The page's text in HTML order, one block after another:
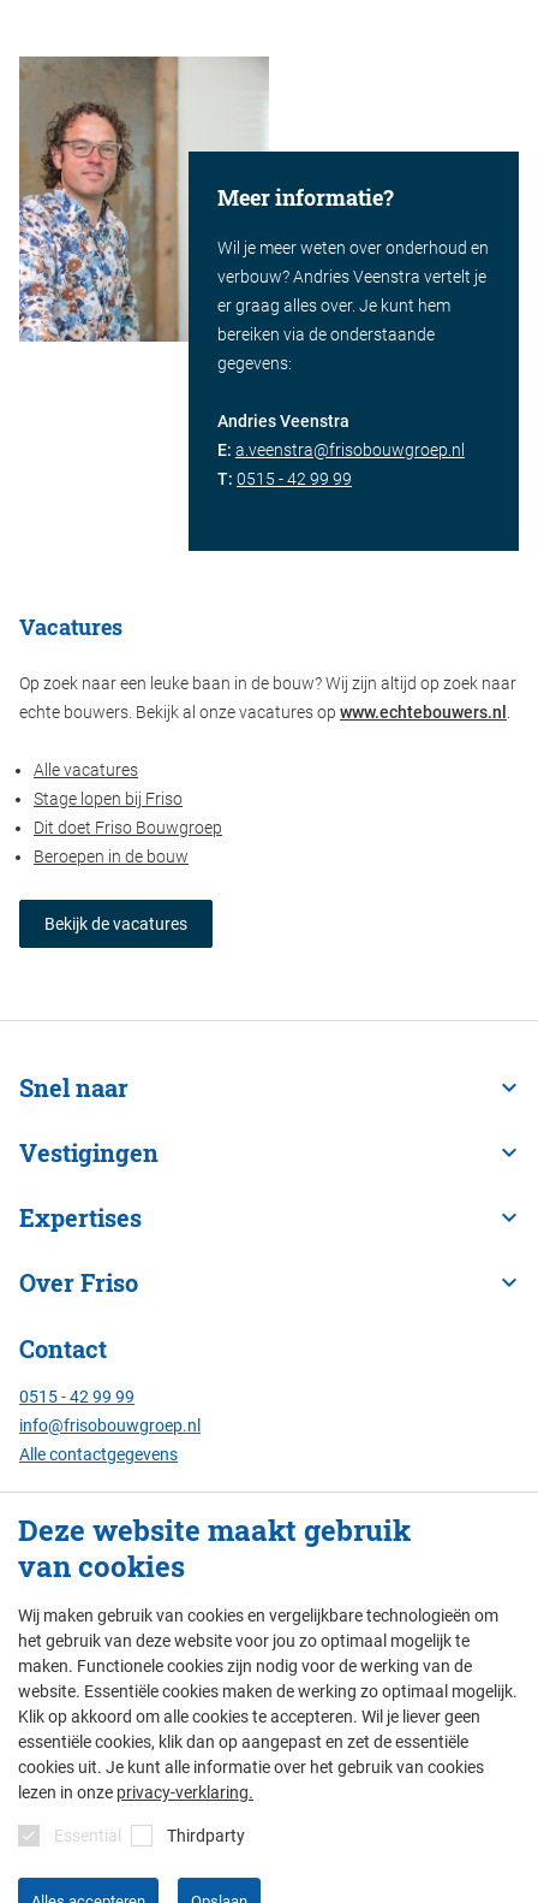
Meer informatie?
Wil je meer weten over onderhoud en
verbouw? Andries Veenstra vertelt je
er graag alles over. Je kunt hem
bereiken via de onderstaande
gegevens:
Andries Veenstra
E: a.veenstra@frisobouwgroep.nl
T: 0515 - 42 99 99
Vacatures
Op zoek naar een leuke baan in de bouw? Wij zijn altijd op zoek naar
echte bouwers. Bekijk al onze vacatures op www.echtebouwers.nl
Alle vacatures
Stage lopen bij Friso
Dit doet Friso Bouwgroep
Beroepen in de bouw
Bekijk de vacatures
Snel naar
Vestigingen
Expertises
Over Friso
Contact
0515 - 42 99 99
info@frisobouwgroep.nl
Alle contactgegevens
24/7 bereikbaar:
088 - 429 00 00
© Friso Bouwgroep 2026
colofon privacy thema's
disclaimer
algemene voorwaarden
Deze website maakt gebruik
van cookies
Wij maken gebruik van cookies en vergelijkbare technologieën om
het gebruik van deze website voor jou zo optimaal mogelijk te
maken. Functionele cookies zijn nodig voor de werking van de
website. Essentiële cookies maken de werking zo optimaal mogelijk.
Klik op akkoord om alle cookies te accepteren. Wil je liever geen
essentiële cookies, klik dan op aangepast en zet de essentiële
cookies uit. Je kunt alle informatie over het gebruik van cookies
lezen in onze privacy-verklaring.
Essential Thirdparty